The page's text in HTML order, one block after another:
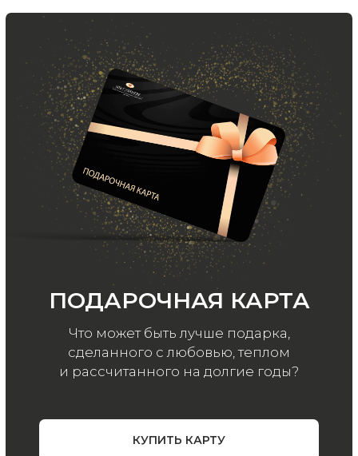
Хотите быть в курсе всех новинок
и акций, подпишитесь на email рассылку
Ваш e-mail
Подписаться